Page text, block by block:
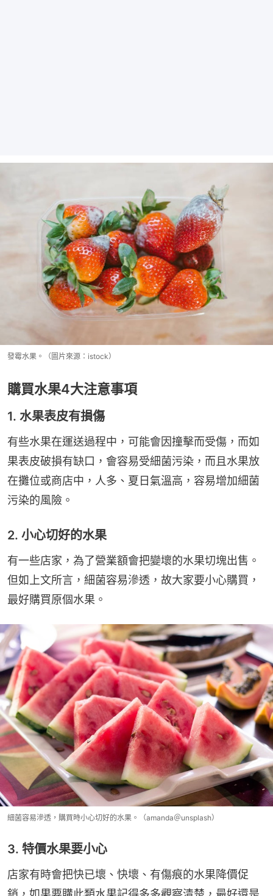
發霉水果。（圖片來源：istock）
購買水果4大注意事項
1. 水果表皮有損傷
有些水果在運送過程中，可能會因撞擊而受傷，而如
果表皮破損有缺口，會容易受細菌污染，而且水果放
在攤位或商店中，人多、夏日氣溫高，容易增加細菌
污染的風險。
2. 小心切好的水果
有一些店家，為了營業額會把變壞的水果切塊出售。
但如上文所言，細菌容易滲透，故大家要小心購買，
最好購買原個水果。
細菌容易滲透，購買時小心切好的水果。（amanda＠unsplash）
3. 特價水果要小心
店家有時會把快已壞、快壞、有傷痕的水果降價促